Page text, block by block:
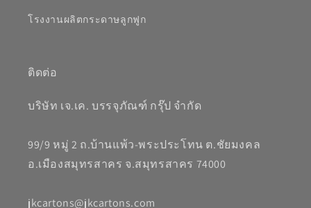
โรงงานผลิตกระดาษลูกฟูก
ติดต่อ
บริษัท เจ.เค. บรรจุภัณฑ์ กรุ๊ป จำกัด
99/9 หมู่ 2 ถ.บ้านแพ้ว-พระประโทน ต.ชัยมงคล
อ.เมืองสมุทรสาคร จ.สมุทรสาคร 74000
jkcartons@jkcartons.com